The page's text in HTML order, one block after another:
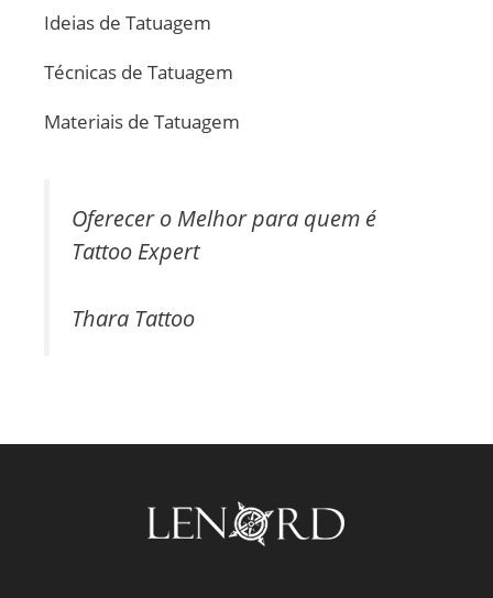
Ideias de Tatuagem
Técnicas de Tatuagem
Materiais de Tatuagem
Oferecer o Melhor para quem é
Tattoo Expert
Thara Tattoo